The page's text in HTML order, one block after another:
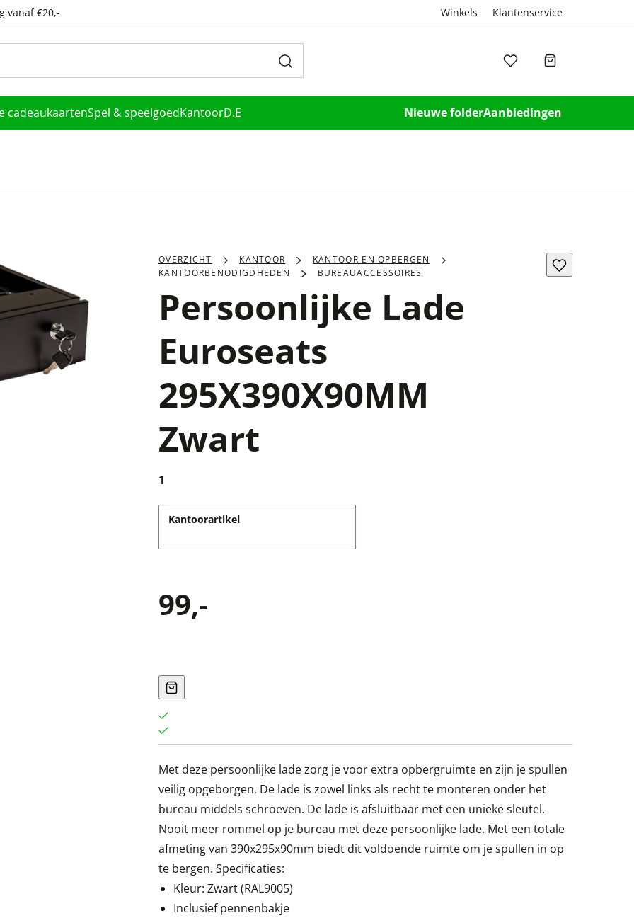
vanaf €20,- Winkels Klantenservice
cadeaukaartenSpel & speelgoedKantoorD.E Nieuwe folderAanbiedingen
OVERZICHT KANTOOR
KANTOOR EN OPBERGEN
KANTOORBENODIGDHEDEN
BUREAUACCESSOIRES
Persoonlijke Lade
Euroseats
295X390X90MM
Zwart
1
Kantoorartikel
99,-
Met deze persoonlijke lade zorg je voor extra opbergruimte en zijn je spullen
veilig opgeborgen. De lade is zowel links als recht te monteren onder het
bureau middels schroeven. De lade is afsluitbaar met een unieke sleutel.
Nooit meer rommel op je bureau met deze persoonlijke lade. Met een totale
afmeting van 390x295x90mm biedt dit voldoende ruimte om je spullen in op
te bergen. Specificaties:
Kleur: Zwart (RAL9005)
Inclusief pennenbakje